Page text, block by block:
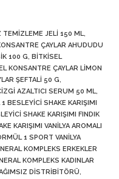
TEMIZLEME JELI 150 ML,
ÇAYLAR AHUDUDU
100 G, BITKISEL
KONSANTRE ÇAYLAR LIMON
ŞEFTALI 50 G,
AZALTICI SERUM 50 ML,
BESLEYICI SHAKE KARIŞIMI
SHAKE KARIŞIMI FINDIK
KARIŞIMI VANILYA AROMALI
1 SPORT VANILYA
KOMPLEKS ERKEKLER
KOMPLEKS KADINLAR
DISTRIBITÖRÜ,